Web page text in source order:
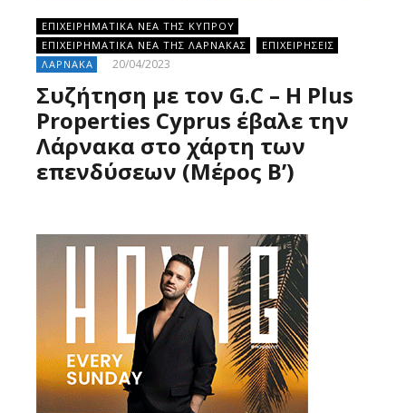
ΕΠΙΧΕΙΡΗΜΑΤΙΚΑ ΝΕΑ ΤΗΣ ΚΥΠΡΟΥ
ΕΠΙΧΕΙΡΗΜΑΤΙΚΑ ΝΕΑ ΤΗΣ ΛΑΡΝΑΚΑΣ
ΕΠΙΧΕΙΡΗΣΕΙΣ
ΛΑΡΝΑΚΑ
20/04/2023
Συζήτηση με τον G.C – Η Plus
Properties Cyprus έβαλε την
Λάρνακα στο χάρτη των
επενδύσεων (Μέρος Β’)